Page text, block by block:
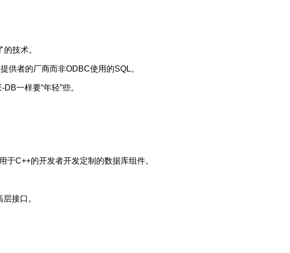
技术。
供者的厂商而非ODBC使用的SQL。
一样要“年轻”些。
C++的开发者开发定制的数据库组件。
接口。